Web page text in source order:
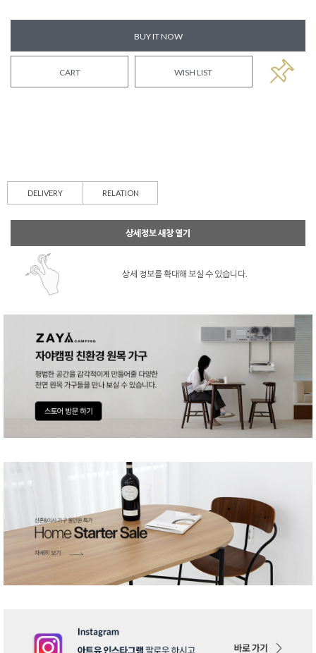
BUY IT NOW
CART WISH LIST
DELIVERY RELATION
상세정보 새창 열기
상세 정보를 확대해 보실 수 있습니다.